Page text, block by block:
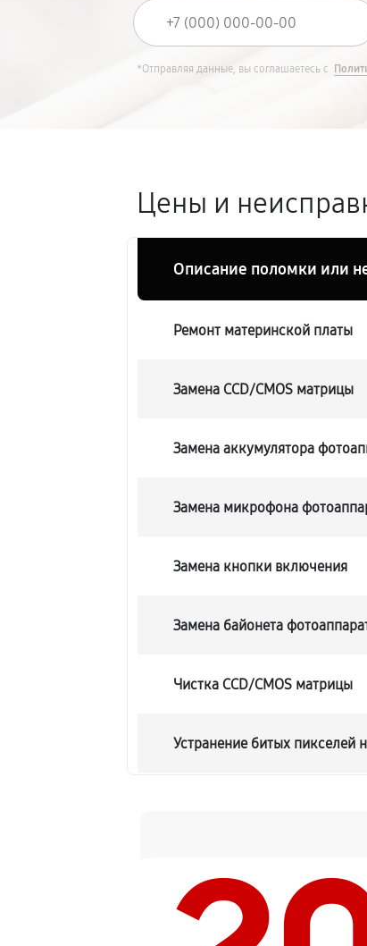
*Отправляя данные, вы соглашаетесь с
Цены и
Описание поломки или
Ремонт материнской платы
Замена CCD/CMOS матрицы
Замена аккумулятора
Замена микрофона
Замена кнопки включения
Замена байонета
Чистка CCD/CMOS матрицы
Устранение битых пикселей
Замена затвора